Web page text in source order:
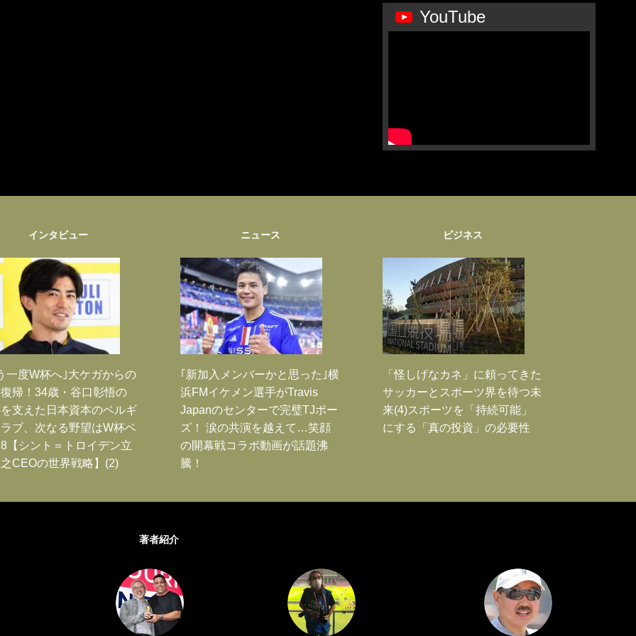
YouTube
インタビュー
一度W杯へ｣大ケガからの
帰！34歳・谷口彰悟の
支えた日本資本のベルギ
ブ、次なる野望はW杯ベ
【シント＝トロイデン立
CEOの世界戦略】(2)
ニュース
｢新加入メンバーかと思った｣横
浜FMイケメン選手がTravis
Japanのセンターで完璧TJポー
ズ！ 涙の共演を越えて…笑顔
の開幕戦コラボ動画が話題沸
騰！
ビジネス
「怪しげなカネ」に頼ってきた
サッカーとスポーツ界を待つ未
来(4)スポーツを「持続可能」
にする「真の投資」の必要性
著者紹介